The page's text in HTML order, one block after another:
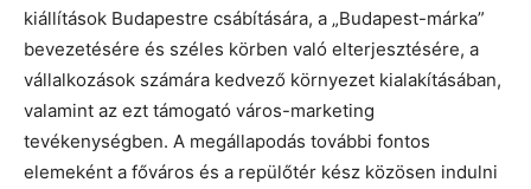
kiállítások Budapestre csábítására, a „Budapest-márka”
bevezetésére és széles körben való elterjesztésére, a
vállalkozások számára kedvező környezet kialakításában,
valamint az ezt támogató város-marketing
tevékenységben. A megállapodás további fontos
elemeként a főváros és a repülőtér kész közösen indulni